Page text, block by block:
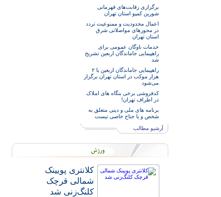
برگزاری رقابت‌های قهرمانی
شورین کمپو استان تهران
اعمال محدودیت و ممنوعیت تردد
در محورهای مواصلاتی شرق
استان تهران
خدمات‌ ناوگان عمومی برای
راهپیمایی جاماندگان اربعین تشریح
شد
راهپیمایی جاماندگان اربعین با ۲
هزار موکب در استان تهران برگزار
می‌شود
کدفروشی برخی بنگاه های املاک
در اطراف تهران!
برنامه های ملی و دینی متعلق به
شخص و یا جناح خاصی نیست
آرشیو مطالب
کلانتری پویینک
شمالی قرچک
کلنگ‌زنی شد